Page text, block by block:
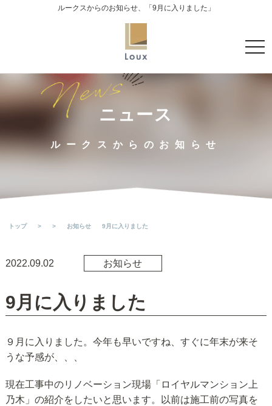
ルークスからのお知らせ、「9月に入りました」
t
g
ニュース
ルークスからのお知らせ
トップ > > お知らせ 9月に入りました
2022.09.02 お知らせ
9月に入りました
９月に入りました。今年も早いですね、すぐに年末が来そ
うな予感が、、、
現在工事中のリノベーション現場「ロイヤルマンション上
乃木」の紹介をしたいと思います。以前は施工前の写真を